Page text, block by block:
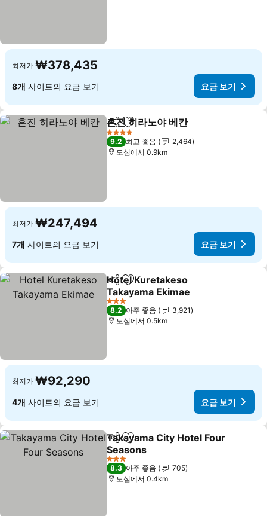
최저가 ₩378,435
8개 사이트의 요금 보기 요금 보기
공유 즐겨찾기에 추가
혼진 히라노야 베칸
4 성급
9.2 최고 좋음
2,464
도심에서 0.9km
최저가 ₩247,494
7개 사이트의 요금 보기 요금 보기
공유 즐겨찾기에 추가
Hotel Kuretakeso
Takayama Ekimae
요금 보기
3 성급
8.2 아주 좋음
3,921
도심에서 0.5km
최저가 ₩92,290
4개 사이트의 요금 보기 요금 보기
공유 즐겨찾기에 추가
Takayama City Hotel Four
Seasons
요금 보기
3 성급
8.3 아주 좋음
705
도심에서 0.4km